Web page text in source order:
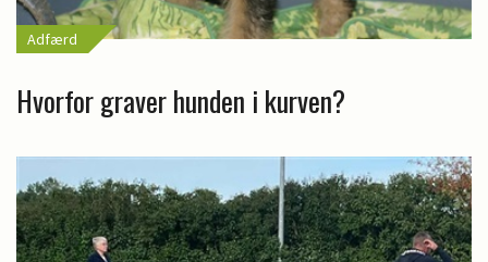
Adfærd
Hvorfor graver hunden i kurven?